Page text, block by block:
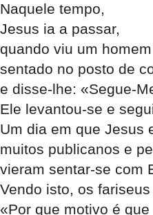
Naquele tempo,
Jesus ia a passar,
quando viu um
sentado no posto de
e disse-lhe: «Segue-
Ele levantou-se e
Um dia em que Jesus
muitos publicanos e
vieram sentar-se com
Vendo isto, os
«Por que motivo é